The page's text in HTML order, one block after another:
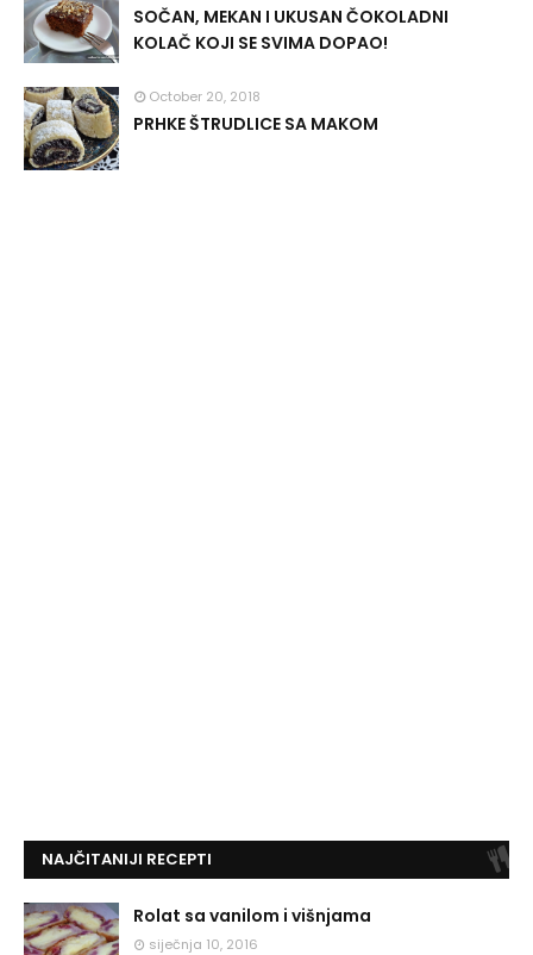
SOČAN, MEKAN I UKUSAN ČOKOLADNI
KOLAČ KOJI SE SVIMA DOPAO!
October 20, 2018
PRHKE ŠTRUDLICE SA MAKOM
NAJČITANIJI RECEPTI
Rolat sa vanilom i višnjama
siječnja 10, 2016